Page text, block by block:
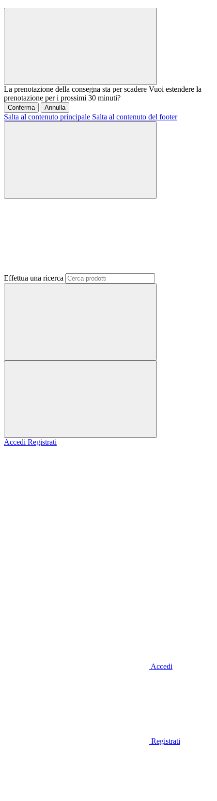
La prenotazione della consegna sta per scadere Vuoi estendere la
prenotazione per i prossimi 30 minuti?
Conferma Annulla
Salta al contenuto principale Salta al contenuto del footer
Effettua una ricerca
Accedi Registrati
Accedi
Registrati